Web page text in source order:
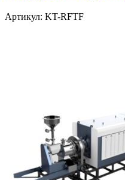
Артикул: KT-RFTF